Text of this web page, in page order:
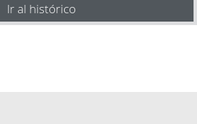
Ir al histórico